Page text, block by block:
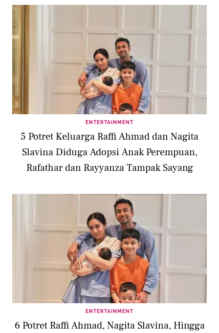
ENTERTAINMENT
5 Potret Keluarga Raffi Ahmad dan Nagita
Slavina Diduga Adopsi Anak Perempuan,
Rafathar dan Rayyanza Tampak Sayang
ENTERTAINMENT
6 Potret Raffi Ahmad, Nagita Slavina, Hingga